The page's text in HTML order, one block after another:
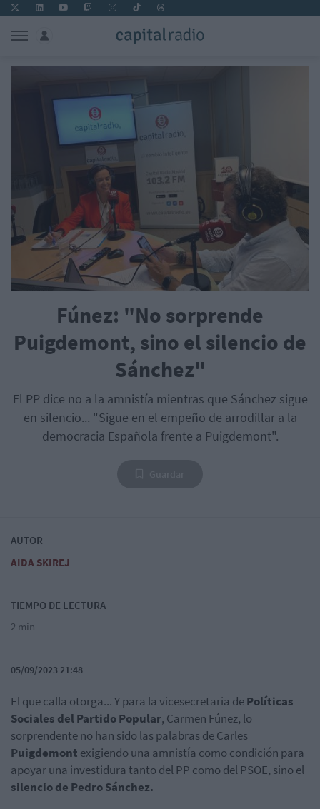
Fúnez: "No sorprende
Puigdemont, sino el silencio de
Sánchez"
El PP dice no a la amnistía mientras que Sánchez sigue
en silencio... "Sigue en el empeño de arrodillar a la
democracia Española frente a Puigdemont".
AUTOR
AIDA SKIREJ
TIEMPO DE LECTURA
2 min
05/09/2023 21:48
El que calla otorga... Y para la vicesecretaria dePolíticas
Sociales del Partido Popular, Carmen Fúnez, lo
sorprendente no han sido las palabras de Carles
Puigdemont exigiendo una amnistía como condición para
apoyar una investidura tanto del PP como del PSOE, sino el
silencio de Pedro Sánchez.